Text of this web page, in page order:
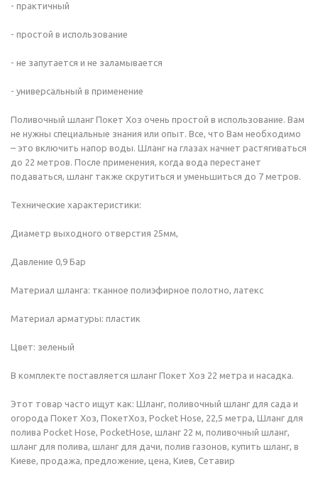
- практичный
- простой в использование
- не запутается и не заламывается
- универсальный в применение
Поливочный шланг Покет Хоз очень простой в использование. Вам
не нужны специальные знания или опыт. Все, что Вам необходимо
– это включить напор воды. Шланг на глазах начнет растягиваться
до 22 метров. После применения, когда вода перестанет
подаваться, шланг также скрутиться и уменьшиться до 7 метров.
Технические характеристики:
Диаметр выходного отверстия 25мм,
Давление 0,9 Бар
Материал шланга: тканное полиэфирное полотно, латекс
Материал арматуры: пластик
Цвет: зеленый
В комплекте поставляется шланг Покет Хоз 22 метра и насадка.
Этот товар часто ищут как: Шланг, поливочный шланг для сада и
огорода Покет Хоз, ПокетХоз, Pocket Hose, 22,5 метра, Шланг для
полива Pocket Hose, PocketHose, шланг 22 м, поливочный шланг,
шланг для полива, шланг для дачи, полив газонов, купить шланг, в
Киеве, продажа, предложение, цена, Киев, Сетавир